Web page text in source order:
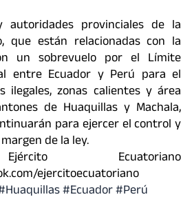
autoridades provinciales de la
que están relacionadas con la
un sobrevuelo por el Límite
entre Ecuador y Perú para el
ilegales, zonas calientes y área
de Huaquillas y Machala,
para ejercer el control y
de la ley.
Ecuatoriano
ejercitoecuatoriano
#Ecuador#Perú